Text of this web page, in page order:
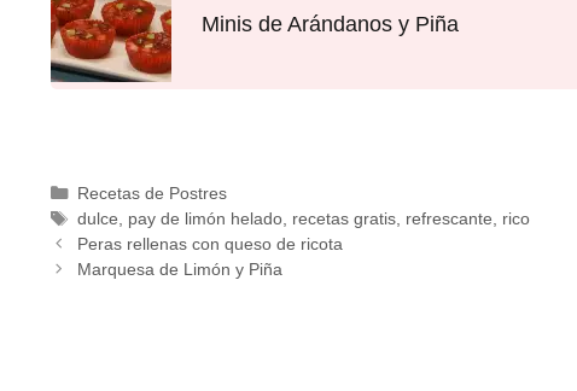
Minis de Arándanos y Piña
Recetas de Postres
dulce, pay de limón helado, recetas gratis, refrescante, rico
Peras rellenas con queso de ricota
Marquesa de Limón y Piña